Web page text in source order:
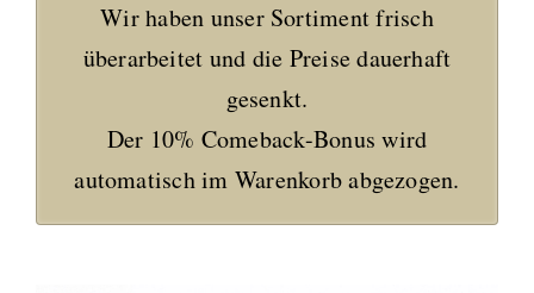
Wir haben unser Sortiment frisch
überarbeitet und die Preise dauerhaft
gesenkt.
Der 10% Comeback-Bonus wird
automatisch im Warenkorb abgezogen.